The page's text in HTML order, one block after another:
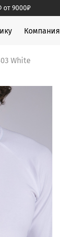
от 9000₽
Компания
White